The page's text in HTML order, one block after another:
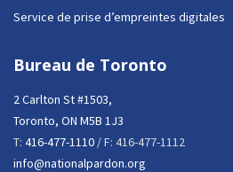
Service de prise d’empreintes digitales
Bureau de Toronto
2 Carlton St #1503,
Toronto, ON M5B 1J3
T: 416-477-1110 / F: 416-477-1112
info@nationalpardon.org